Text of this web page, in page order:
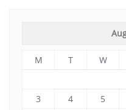
M T W
3
4 5